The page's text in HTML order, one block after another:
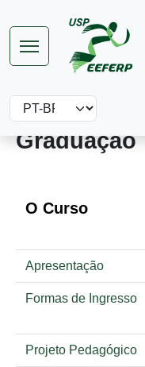
Select your language
Graduação
O Curso
Apresentação
Formas de Ingresso
Projeto Pedagógico